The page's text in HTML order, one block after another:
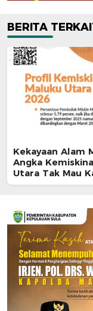
BERITA
Kekayaan Alam
Angka
Utara Tak Mau